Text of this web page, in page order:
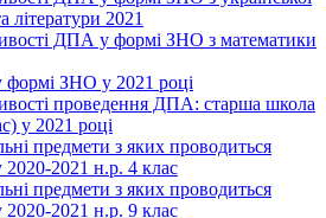
літератури 2021
ДПА у формі ЗНО з математики
ЗНО у 2021 році
проведення ДПА: старша школа
у 2021 році
предмети з яких проводиться
2021 н.р. 4 клас
предмети з яких проводиться
2021 н.р. 9 клас